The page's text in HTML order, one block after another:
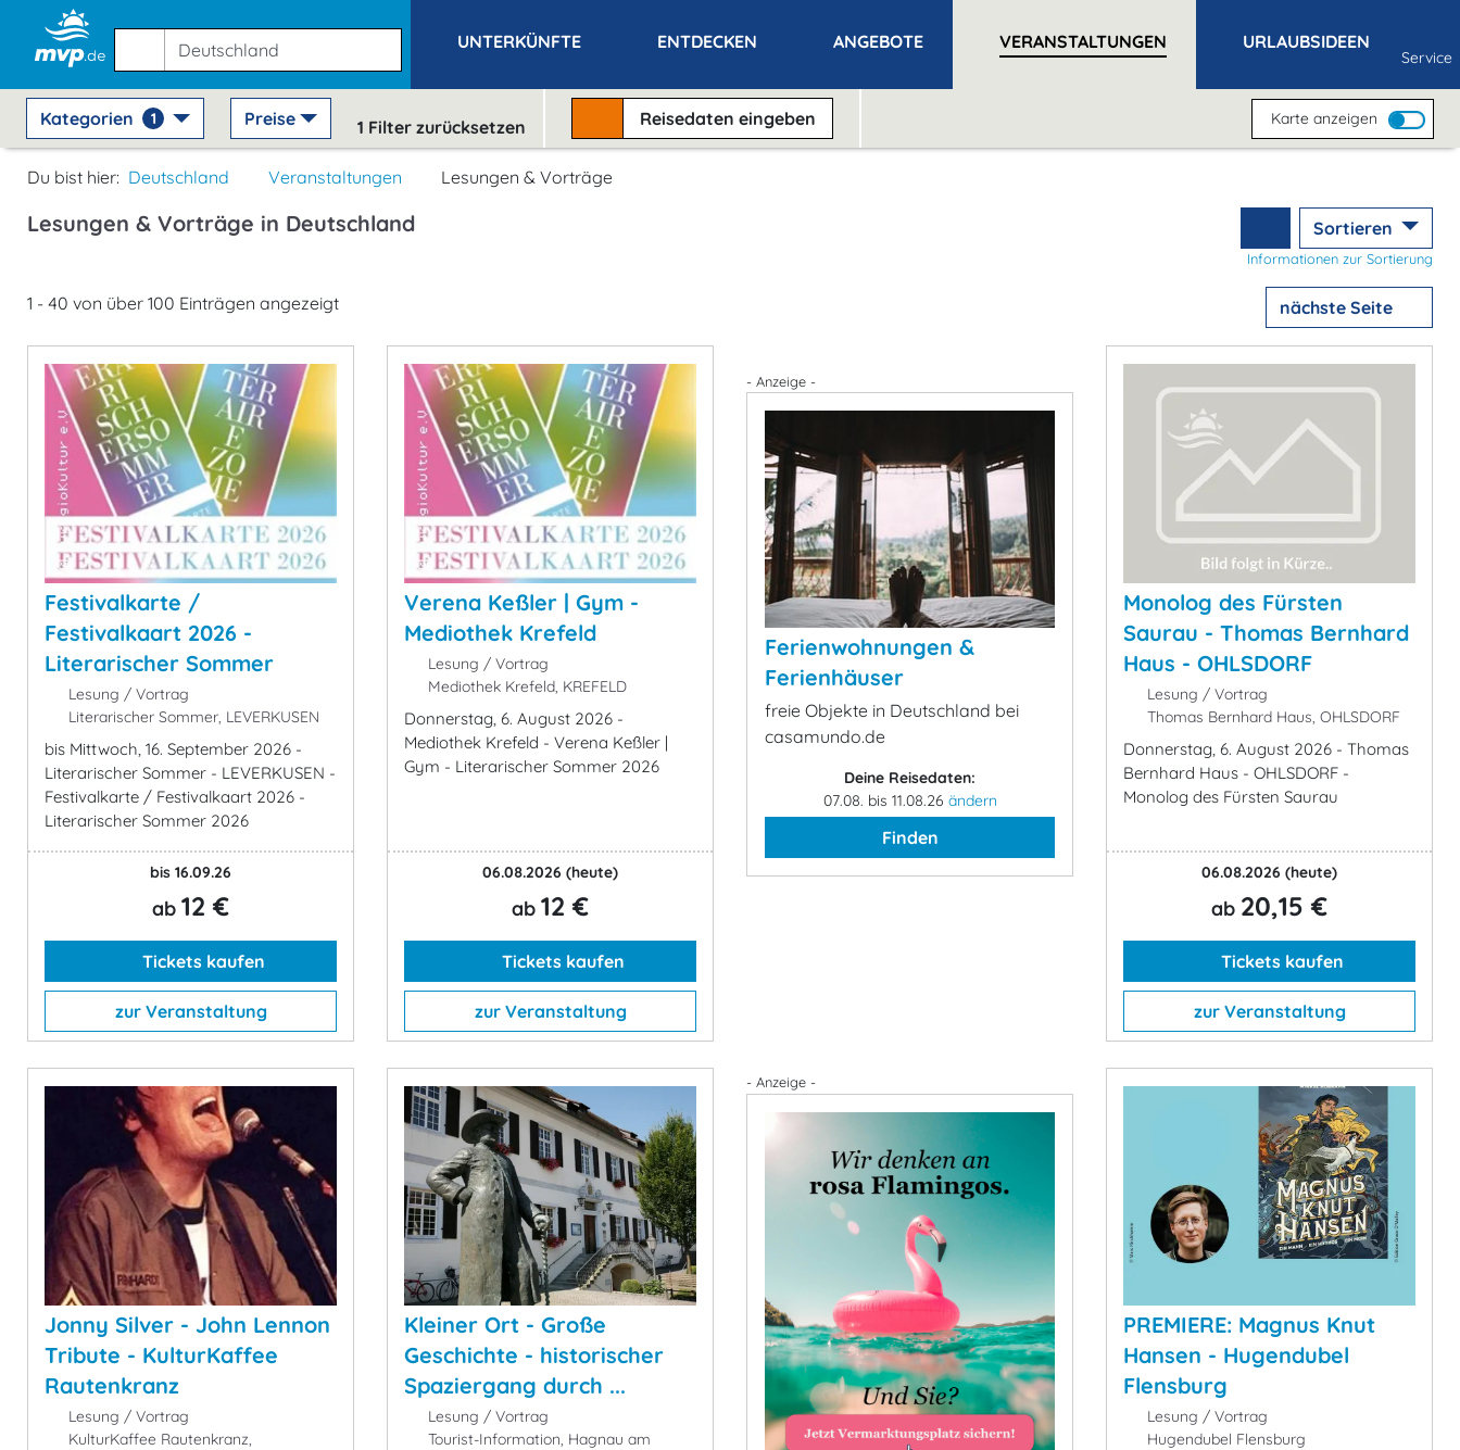
UNTERKÜNFTE ENTDECKEN ANGEBOTE VERANSTALTUNGEN URLAUBSIDEEN
Service
Kategorien 1 Preise 1 Filter zurücksetzen Reisedateneingeben Karte anzeigen
Du bist hier: Deutschland Veranstaltungen Lesungen & Vorträge
Lesungen & Vorträge in Deutschland Sortieren
Informationen zur Sortierung
1 - 40 von über 100 Einträgen angezeigt nächste Seite
Festivalkarte /
Festivalkaart 2026 -
Literarischer Sommer
Lesung / Vortrag
Literarischer Sommer, LEVERKUSEN
bis Mittwoch, 16. September 2026 -
Literarischer Sommer - LEVERKUSEN -
Festivalkarte / Festivalkaart 2026 -
Literarischer Sommer 2026
bis 16.09.26
ab 12 €
Tickets kaufen
zur Veranstaltung
Verena Keßler | Gym -
Mediothek Krefeld
Lesung / Vortrag
Mediothek Krefeld, KREFELD
Donnerstag, 6. August 2026 -
Mediothek Krefeld - Verena Keßler |
Gym - Literarischer Sommer 2026
06.08.2026 (heute)
ab 12 €
Tickets kaufen
zur Veranstaltung
- Anzeige -
Ferienwohnungen &
Ferienhäuser
freie Objekte in Deutschland bei
casamundo.de
Deine Reisedaten:
07.08. bis 11.08.26 ändern
Finden
Monolog des Fürsten
Saurau - Thomas Bernhard
Haus - OHLSDORF
Lesung / Vortrag
Thomas Bernhard Haus, OHLSDORF
Donnerstag, 6. August 2026 - Thomas
Bernhard Haus - OHLSDORF -
Monolog des Fürsten Saurau
06.08.2026 (heute)
ab 20,15 €
Tickets kaufen
zur Veranstaltung
Jonny Silver - John Lennon
Tribute - KulturKaffee
Rautenkranz
Lesung / Vortrag
KulturKaffee Rautenkranz,
Kleiner Ort - Große
Geschichte - historischer
Spaziergang durch ...
Lesung / Vortrag
Tourist-Information, Hagnau am
- Anzeige -
PREMIERE: Magnus Knut
Hansen - Hugendubel
Flensburg
Lesung / Vortrag
Hugendubel Flensburg